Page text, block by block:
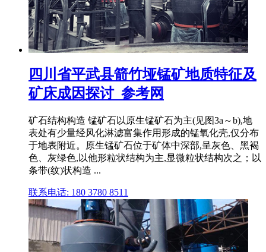
四川省平武县箭竹垭锰矿地质特征及
矿床成因探讨_参考网
矿石结构构造 锰矿石以原生锰矿石为主(见图3a～b),地
表处有少量经风化淋滤富集作用形成的锰氧化壳,仅分布
于地表附近。原生锰矿石位于矿体中深部,呈灰色、黑褐
色、灰绿色,以他形粒状结构为主,显微粒状结构次之；以
条带(纹)状构造 ...
联系电话: 180 3780 8511